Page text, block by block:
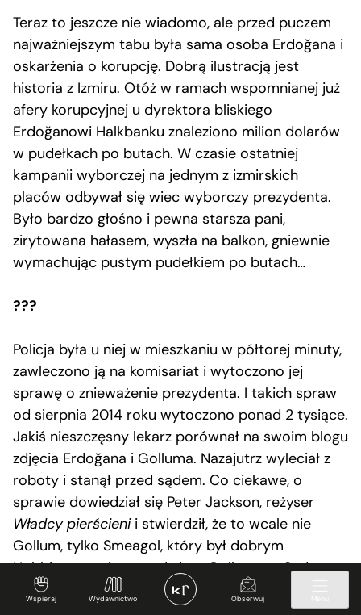
Wspieraj Wydawnictwo Obserwuj
Teraz to jeszcze nie wiadomo, ale przed puczem
najważniejszym tabu była sama osoba Erdoğana i
oskarżenia o korupcję. Dobrą ilustracją jest
historia z Izmiru. Otóż w ramach wspomnianej już
afery korupcyjnej u dyrektora bliskiego
Erdoğanowi Halkbanku znaleziono milion dolarów
w pudełkach po butach. W czasie ostatniej
kampanii wyborczej na jednym z izmirskich
placów odbywał się wiec wyborczy prezydenta.
Było bardzo głośno i pewna starsza pani,
zirytowana hałasem, wyszła na balkon, gniewnie
wymachując pustym pudełkiem po butach…
???
Policja była u niej w mieszkaniu w półtorej minuty,
zawleczono ją na komisariat i wytoczono jej
sprawę o znieważenie prezydenta. I takich spraw
od sierpnia 2014 roku wytoczono ponad 2 tysiące.
Jakiś nieszczęsny lekarz porównał na swoim blogu
zdjęcia Erdoğana i Golluma. Nazajutrz wyleciał z
roboty i stanął przed sądem. Co ciekawe, o
sprawie dowiedział się Peter Jackson, reżyser
Władcy pierścienii stwierdził, że to wcale nie
Gollum, tylko Smeagol, który był dobrym
Hobbitem, zanim został złym Gollumem. Sąd
rozważał, czy uwzględnić tę opinię, ale w końcu
uznał, że nie będą się Nowozelandczycy do